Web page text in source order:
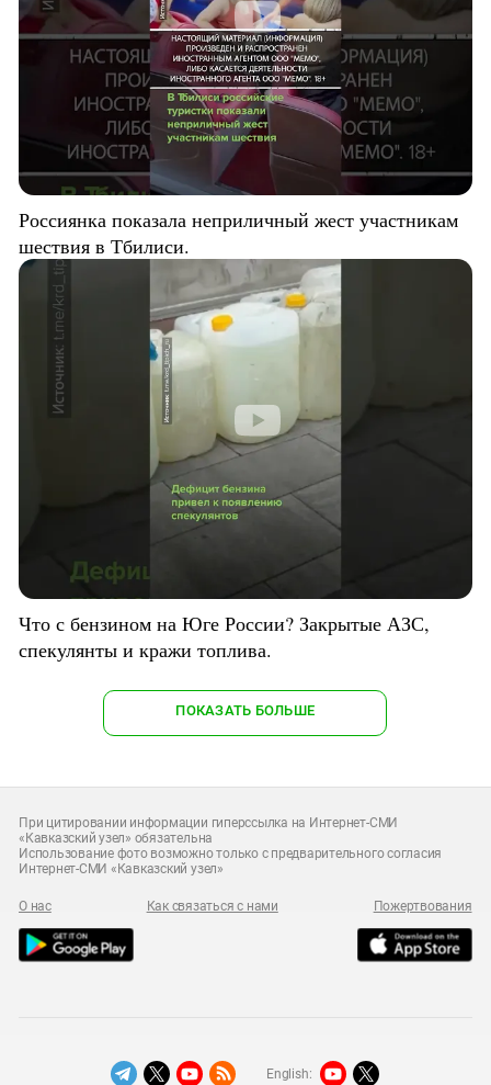
Россиянка показала неприличный жест участникам
шествия в Тбилиси.
Что с бензином на Юге России? Закрытые АЗС,
спекулянты и кражи топлива.
ПОКАЗАТЬ БОЛЬШЕ
При цитировании информации гиперссылка на Интернет-СМИ
«Кавказский узел» обязательна
Использование фото возможно только с предварительного согласия
Интернет-СМИ «Кавказский узел»
О нас Как связаться с нами Пожертвования
English: